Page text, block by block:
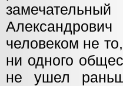
человеком не
ни одного
не ушел